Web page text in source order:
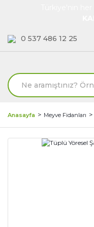
0 537 486 12 25
Anasayfa Meyve Fidanları